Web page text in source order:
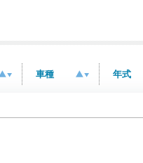
車種 年式